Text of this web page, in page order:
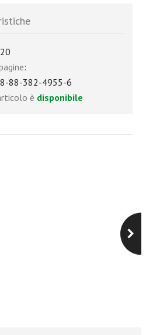
:
88-382-4955-6
è disponibile